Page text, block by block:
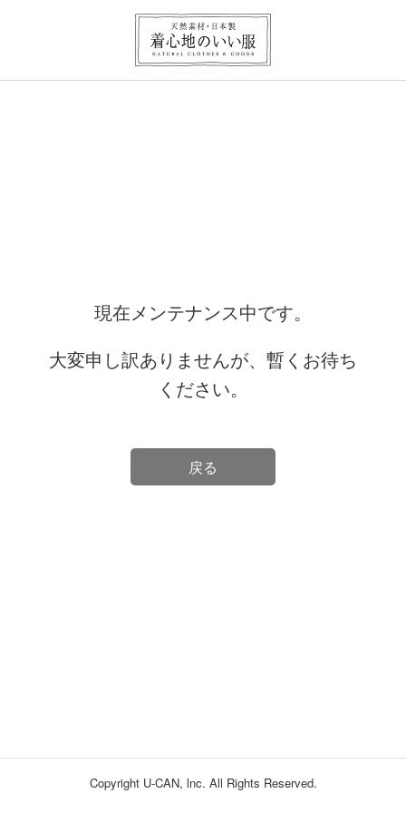
現在メンテナンス中です。
大変申し訳ありませんが、暫くお待ち
ください。
戻る
Copyright U-CAN, lnc. All Rights Reserved.